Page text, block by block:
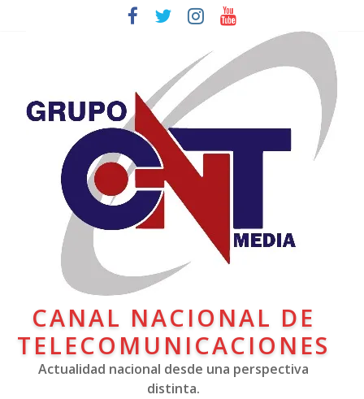
CANAL NACIONAL DE
TELECOMUNICACIONES
Actualidad nacional desde una perspectiva
distinta.